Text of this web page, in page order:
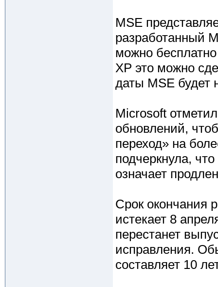
MSE
разработанный
можно
XP это можно
даты MSE будет
Microsoft
обновлений,
переход» на
подчеркнула,
означает
Срок окончания
истекает 8
перестанет
исправления.
составляет 10